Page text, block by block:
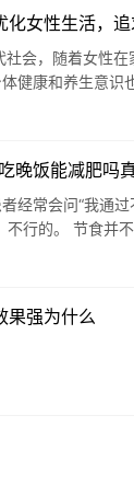
化女性生活，
会，随着女性
健康和养生意识
性的健康、保持
晚饭能减肥吗
经常会问“我通
不行的。 节食并
减少餐次的节食
果强为什么